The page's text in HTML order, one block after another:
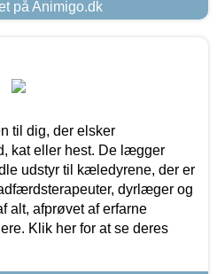
på Animigo.dk
til dig, der elsker
kat eller hest. De lægger
udstyr til kæledyrene, der er
dyrlæger og
alt, afprøvet af erfarne
Klik her for at se deres